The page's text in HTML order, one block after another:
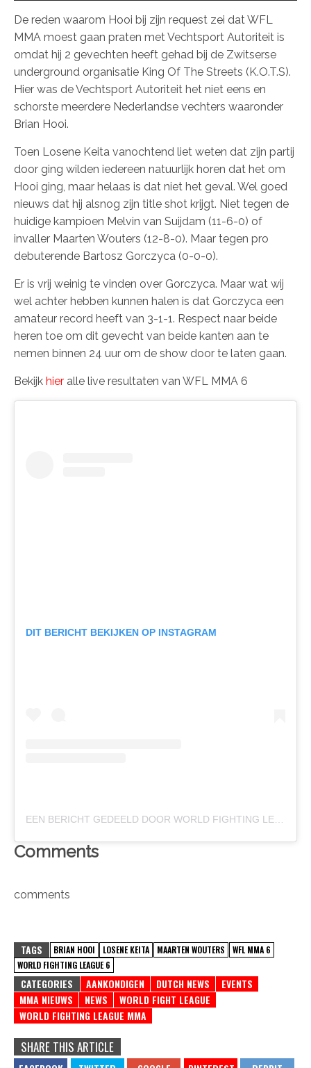
De reden waarom Hooi bij zijn request zei dat WFL
MMA moest gaan praten met Vechtsport Autoriteit is
omdat hij 2 gevechten heeft gehad bij de Zwitserse
underground organisatie King Of The Streets (K.O.T.S).
Hier was de Vechtsport Autoriteit het niet eens en
schorste meerdere Nederlandse vechters waaronder
Brian Hooi.
Toen Losene Keita vanochtend liet weten dat zijn partij
door ging wilden iedereen natuurlijk horen dat het om
Hooi ging, maar helaas is dat niet het geval. Wel goed
nieuws dat hij alsnog zijn title shot krijgt. Niet tegen de
huidige kampioen Melvin van Suijdam (11-6-0) of
invaller Maarten Wouters (12-8-0). Maar tegen pro
debuterende Bartosz Gorczyca (0-0-0).
Er is vrij weinig te vinden over Gorczyca. Maar wat wij
wel achter hebben kunnen halen is dat Gorczyca een
amateur record heeft van 3-1-1. Respect naar beide
heren toe om dit gevecht van beide kanten aan te
nemen binnen 24 uur om de show door te laten gaan.
Bekijk hier alle live resultaten van WFL MMA 6
DIT BERICHT BEKIJKEN OP INSTAGRAM
Comments
comments
TAGS BRIAN HOOI LOSENE KEITA MAARTEN WOUTERS
WFL MMA 6
WORLD FIGHTING LEAGUE 6
CATEGORIES AANKONDIGEN DUTCH NEWS
EVENTS
MMA NIEUWS
NEWS
WORLD FIGHT LEAGUE
WORLD FIGHTING LEAGUE MMA
SHARE THIS ARTICLE